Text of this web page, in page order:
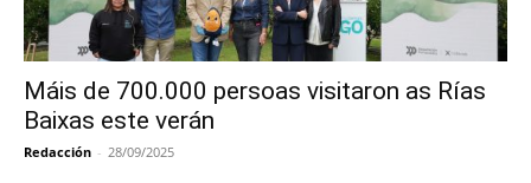
Máis de 700.000 persoas visitaron as Rías
Baixas este verán
Redacción - 28/09/2025